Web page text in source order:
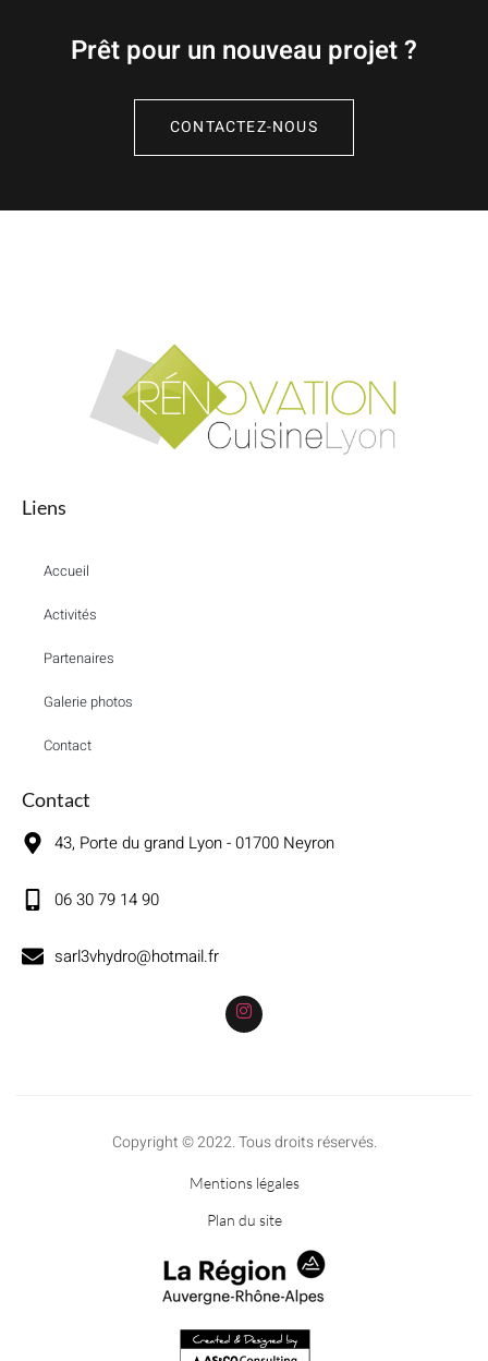
Prêt pour un nouveau projet ?
CONTACTEZ-NOUS
Liens
Accueil
Activités
Partenaires
Galerie photos
Contact
Contact
43, Porte du grand Lyon - 01700 Neyron
06 30 79 14 90
sarl3vhydro@hotmail.fr
Copyright © 2022. Tous droits réservés.
Mentions légales
Plan du site